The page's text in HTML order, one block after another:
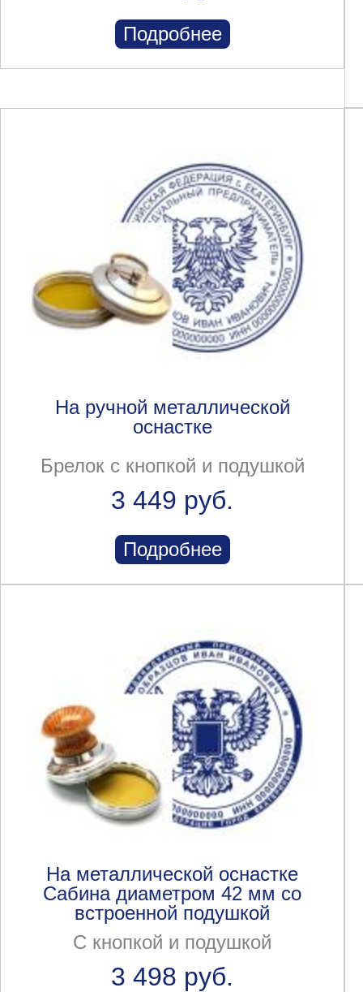
Подробнее
На ручной металлической
оснастке
Брелок с кнопкой и подушкой
3 449 руб.
Подробнее
На металлической оснастке
Сабина диаметром 42 мм со
встроенной подушкой
С кнопкой и подушкой
3 498 руб.